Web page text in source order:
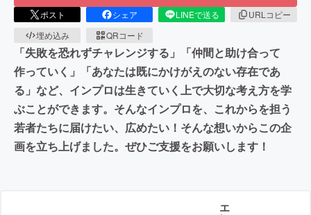
ポスト シェア LINEで送る
URLコピー
埋め込み
QRコード
「失敗を恐れずチャレンジする」「仲間と助け合って
作っていく」「あなたは既にかけがえのない存在であ
る」など、インプロは生きていく上で大切な考え方を学
ぶことができます。そんなインプロを、これからを担う
若者たちに届けたい、広めたい！そんな想いからこの企
画を立ち上げました。ぜひご支援をお願いします！
エ